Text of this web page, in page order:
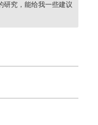
研究，能给我一些建议